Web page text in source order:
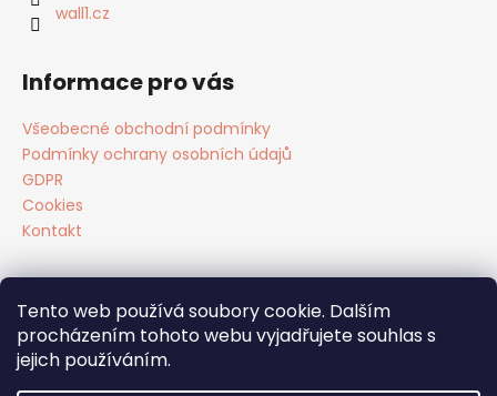
Tento web používá soubory cookie. Dalším
procházením tohoto webu vyjadřujete souhlas s
jejich používáním.
wall1.cz
Informace pro vás
Všeobecné obchodní podmínky
Podmínky ochrany osobních údajů
GDPR
Cookies
Kontakt
Facebook